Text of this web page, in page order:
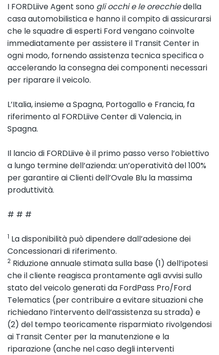
I FORDLiive Agent sono gli occhi e le orecchiedella
casa automobilistica e hanno il compito di assicurarsi
che le squadre di esperti Ford vengano coinvolte
immediatamente per assistere il Transit Center in
ogni modo, fornendo assistenza tecnica specifica o
accelerando la consegna dei componenti necessari
per riparare il veicolo.
L’Italia, insieme a Spagna, Portogallo e Francia, fa
riferimento al FORDLiive Center di Valencia, in
Spagna.
Il lancio di FORDLiive è il primo passo verso l’obiettivo
a lungo termine dell’azienda: un’operatività del 100%
per garantire ai Clienti dell’Ovale Blu la massima
produttività.
# # #
1 La disponibilità può dipendere dall’adesione dei
Concessionari di riferimento.
2 Riduzione annuale stimata sulla base (1) dell’ipotesi
che il cliente reagisca prontamente agli avvisi sullo
stato del veicolo generati da FordPass Pro/Ford
Telematics (per contribuire a evitare situazioni che
richiedano l’intervento dell’assistenza su strada) e
(2) del tempo teoricamente risparmiato rivolgendosi
ai Transit Center per la manutenzione e la
riparazione (anche nel caso degli interventi